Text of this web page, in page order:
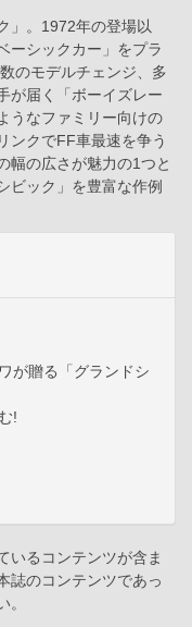
」。1972年の登場以
ーシックカー」をプラ
のモデルチェンジ、多
が届く「ボーイズレー
うなファミリー向けの
ンクでFF車最速を争う
幅の広さが魅力の1つと
ビック」を豊富な作例
が贈る「グランドシ
!
いるコンテンツが含ま
誌のコンテンツであっ